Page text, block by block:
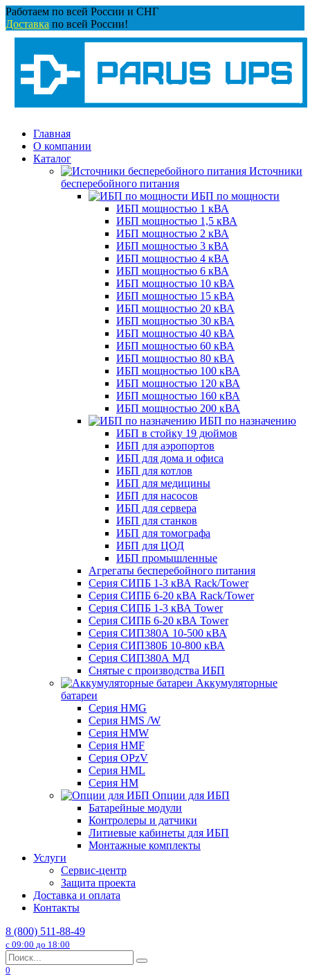
Перейти
к
содержанию
Работаем по всей России и СНГ
Доставка по всей России!
Главная
О компании
Каталог
Источники
бесперебойного питания
ИБП по мощности
ИБП мощностью 1 кВА
ИБП мощностью 1,5 кВА
ИБП мощностью 2 кВА
ИБП мощностью 3 кВА
ИБП мощностью 4 кВА
ИБП мощностью 6 кВА
ИБП мощностью 10 кВА
ИБП мощностью 15 кВА
ИБП мощностью 20 кВА
ИБП мощностью 30 кВА
ИБП мощностью 40 кВА
ИБП мощностью 60 кВА
ИБП мощностью 80 кВА
ИБП мощностью 100 кВА
ИБП мощностью 120 кВА
ИБП мощностью 160 кВА
ИБП мощностью 200 кВА
ИБП по назначению
ИБП в стойку 19 дюймов
ИБП для аэропортов
ИБП для дома и офиса
ИБП для котлов
ИБП для медицины
ИБП для насосов
ИБП для сервера
ИБП для станков
ИБП для томографа
ИБП для ЦОД
ИБП промышленные
Агрегаты бесперебойного питания
Серия СИПБ 1-3 кВА Rack/Tower
Серия СИПБ 6-20 кВА Rack/Tower
Серия СИПБ 1-3 кВА Tower
Серия СИПБ 6-20 кВА Tower
Серия СИП380А 10-500 кВА
Серия СИП380Б 10-800 кВА
Серия СИП380А МД
Снятые с производства ИБП
Аккумуляторные
батареи
Серия HMG
Серия HMS /W
Серия HMW
Серия HMF
Серия OPzV
Серия HML
Серия HM
Опции для ИБП
Батарейные модули
Контролеры и датчики
Литиевые кабинеты для ИБП
Монтажные комплекты
Услуги
Сервис-центр
Защита проекта
Доставка и оплата
Контакты
8 (800) 511-88-49
с 09:00 до 18:00
Search
for:
0